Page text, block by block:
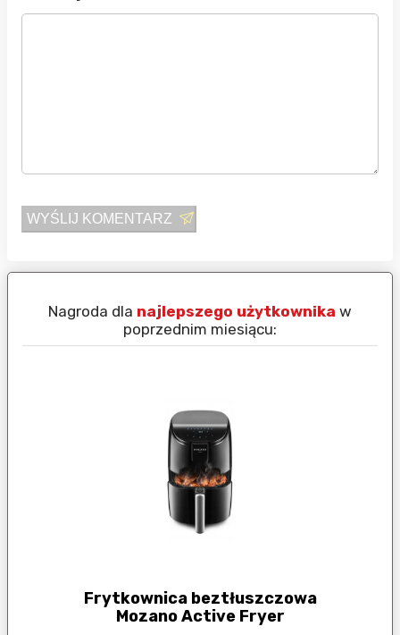
WYŚLIJ KOMENTARZ
Nagroda dla najlepszego użytkownika w
poprzednim miesiącu:
Frytkownica beztłuszczowa
Mozano Active Fryer